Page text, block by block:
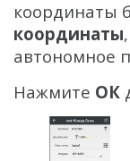
координаты
координаты
автономное
Нажмите ОК